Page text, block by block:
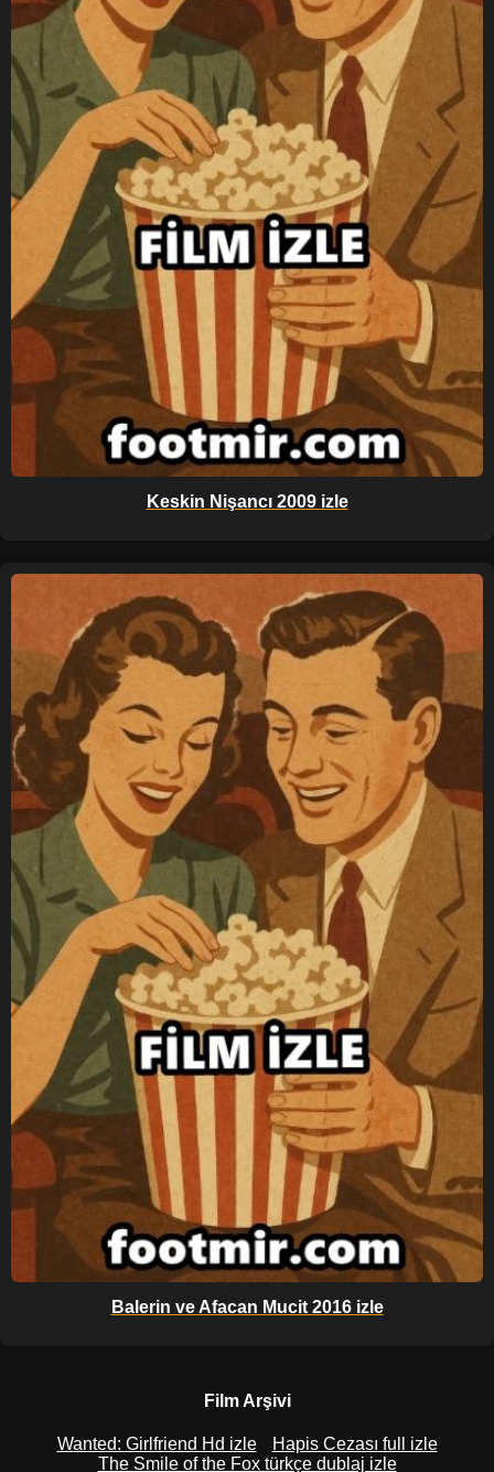
Keskin Nişancı 2009 izle
Balerin ve Afacan Mucit 2016 izle
Film Arşivi
Wanted: Girlfriend Hd izle
Hapis Cezası full izle
The Smile of the Fox türkçe dublaj izle